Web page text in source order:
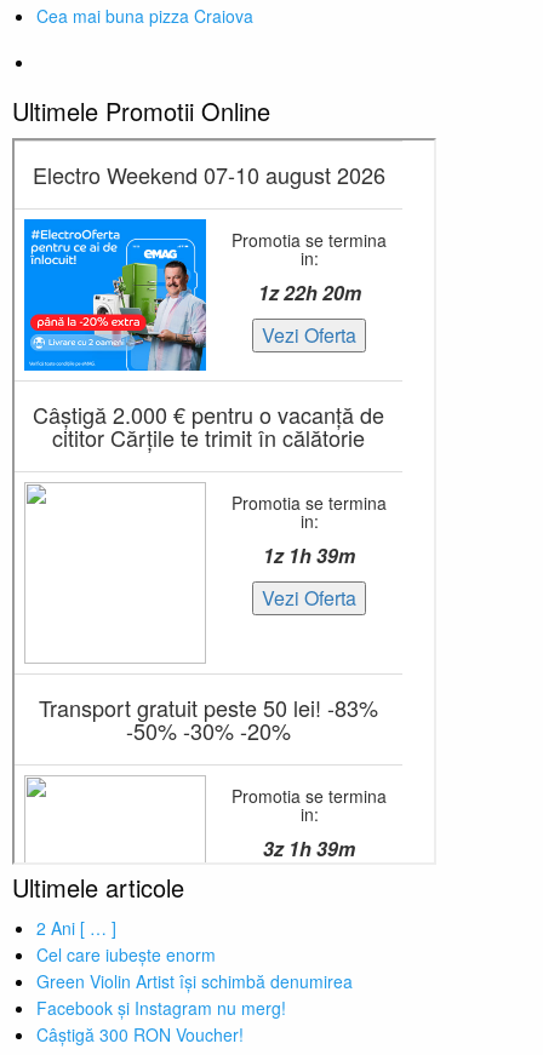
Cea mai buna pizza Craiova
Ultimele Promotii Online
Ultimele articole
2 Ani [ … ]
Cel care iubește enorm
Green Violin Artist își schimbă denumirea
Facebook și Instagram nu merg!
Câștigă 300 RON Voucher!